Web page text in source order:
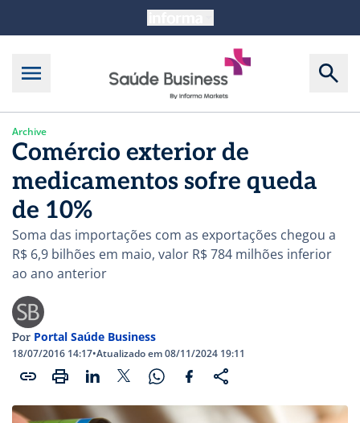
Archive
Comércio exterior de
medicamentos sofre queda
de 10%
Soma das importações com as exportações chegou a
R$ 6,9 bilhões em maio, valor R$ 784 milhões inferior
ao ano anterior
Por Portal Saúde Business
18/07/2016 14:17•Atualizado em 08/11/2024 19:11